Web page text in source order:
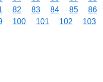
82 83 84 85 86
100 101 102 103